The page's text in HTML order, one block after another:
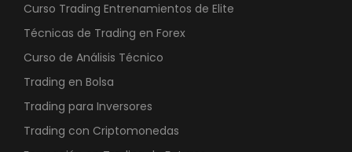
Curso Trading Entrenamientos de Elite
Técnicas de Trading en Forex
Curso de Análisis Técnico
Trading en Bolsa
Trading para Inversores
Trading con Criptomonedas